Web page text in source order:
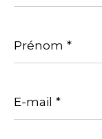
*
mail
*